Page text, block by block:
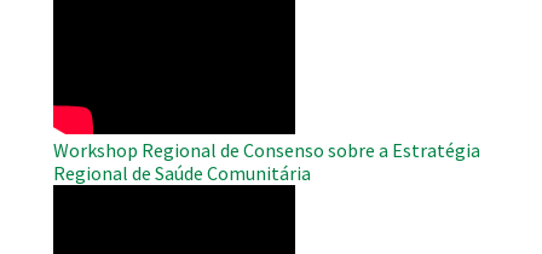
Workshop Regional de Consenso sobre a Estratégia
Regional de Saúde Comunitária